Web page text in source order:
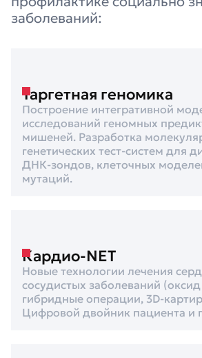
заболеваний:
Таргетная геномика
Построение интегративной
исследований геномных
мишеней. Разработка
генетических тест-систем для
ДНК-зондов, клеточных
мутаций.
Кардио-NET
Новые технологии лечения
сосудистых заболеваний (оксид
гибридные операции, 3D-
Цифровой двойник пациента и